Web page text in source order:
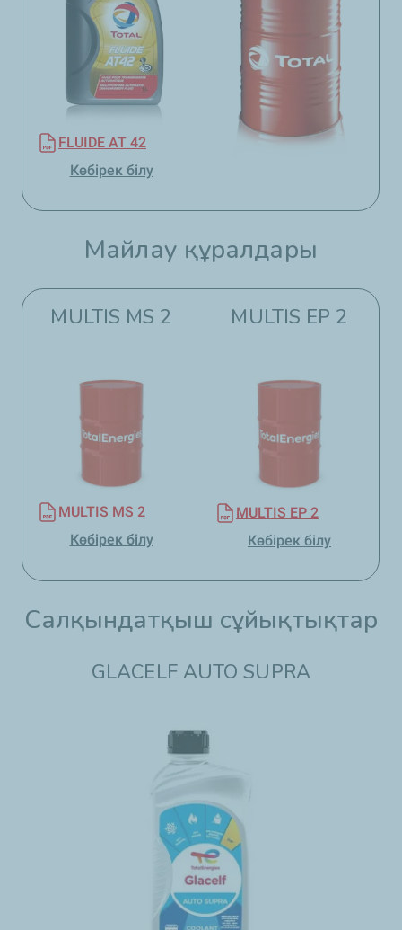
FLUIDE AT 42
Көбірек білу
Майлау құралдары​​
MULTIS MS 2
MULTIS MS 2
Көбірек білу
MULTIS EP 2
MULTIS EP 2
Көбірек білу
Салқындатқыш сұйықтықтар
GLACELF AUTO SUPRA